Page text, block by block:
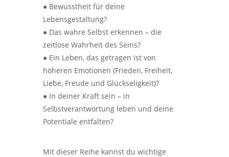
● Bewusstheit für deine
Lebensgestaltung?
● Das wahre Selbst erkennen – die
zeitlose Wahrheit des Seins?
● Ein Leben, das getragen ist von
höheren Emotionen (Frieden, Freiheit,
Liebe, Freude und Glückseligkeit)?
● In deiner Kraft sein – in
Selbstverantwortung leben und deine
Potentiale entfalten?
Mit dieser Reihe kannst du wichtige